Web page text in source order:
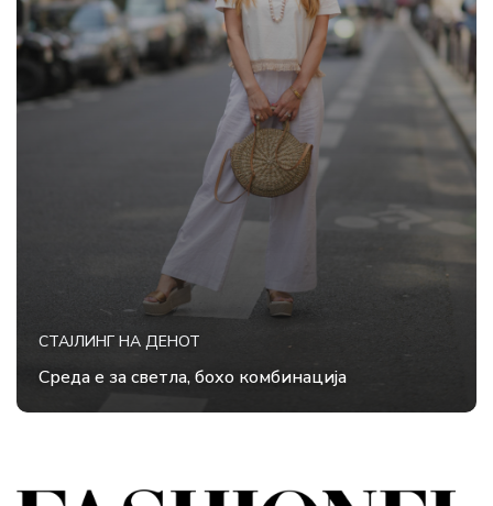
СТАЈЛИНГ НА ДЕНОТ
Среда е за светла, бохо комбинација